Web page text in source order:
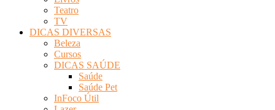
Teatro
TV
DICAS DIVERSAS
Beleza
Cursos
DICAS SAÚDE
Saúde
Saúde Pet
InFoco Útil